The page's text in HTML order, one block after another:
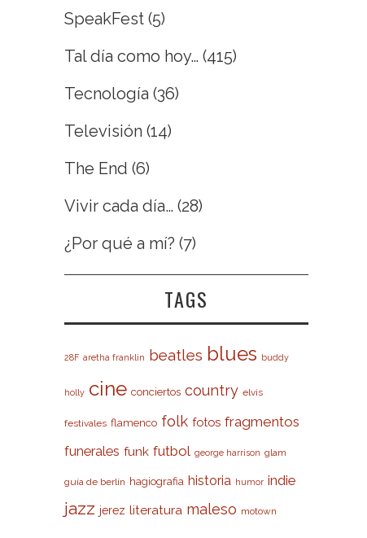
SpeakFest (5)
Tal día como hoy… (415)
Tecnología (36)
Televisión (14)
The End (6)
Vivir cada día… (28)
¿Por qué a mí? (7)
TAGS
28F aretha franklin beatles blues buddy
holly cine conciertos country elvis
festivales flamenco folk fotos fragmentos
funerales funk futbol george harrison glam
guía de berlín hagiografia historia humor indie
jazz jerez literatura maleso motown